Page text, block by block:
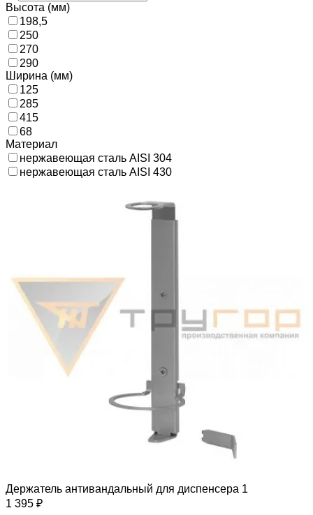
Высота (мм)
198,5
250
270
290
Ширина (мм)
125
285
415
68
Материал
нержавеющая сталь AISI 304
нержавеющая сталь AISI 430
Держатель антивандальный для диспенсера 1
1 395 ₽